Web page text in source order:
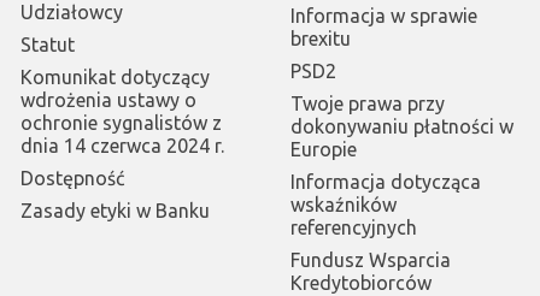
Udziałowcy
Statut
Komunikat dotyczący
wdrożenia ustawy o
ochronie sygnalistów z
dnia 14 czerwca 2024 r.
Dostępność
Zasady etyki w Banku
Informacja w sprawie
brexitu
PSD2
Twoje prawa przy
dokonywaniu płatności w
Europie
Informacja dotycząca
wskaźników
referencyjnych
Fundusz Wsparcia
Kredytobiorców